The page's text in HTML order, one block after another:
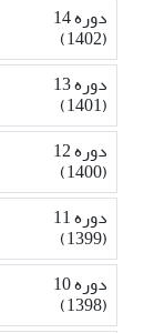
دوره 14
(1402)
دوره 13
(1401)
دوره 12
(1400)
دوره 11
(1399)
دوره 10
(1398)